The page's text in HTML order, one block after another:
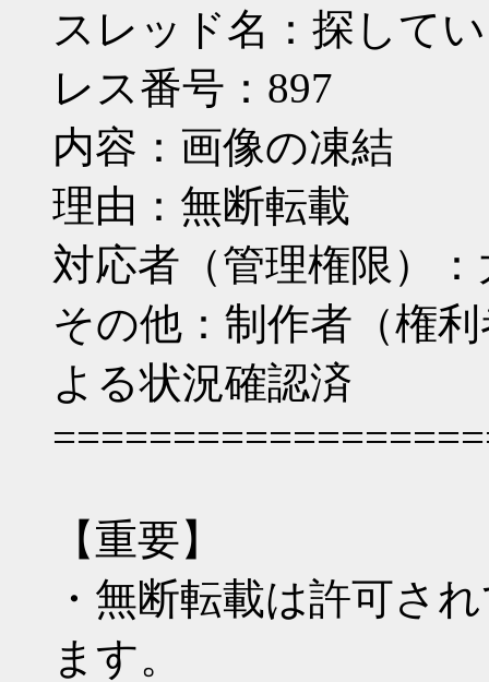
スレッド名：探して
レス番号：897
内容：画像の凍結
理由：無断転載
対応者（管理権限）
その他：制作者（権
よる状況確認済
【重要】
・無断転載は許可さ
ます。